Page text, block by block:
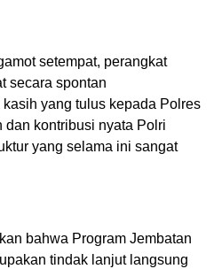
setempat, perangkat
secara spontan
yang tulus kepada Polres
kontribusi nyata Polri
yang selama ini sangat
bahwa Program Jembatan
tindak lanjut langsung